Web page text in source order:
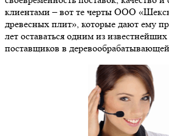
клиентами – вот те черты ООО
древесных плит», которые дают ему
лет оставаться одним из
поставщиков в